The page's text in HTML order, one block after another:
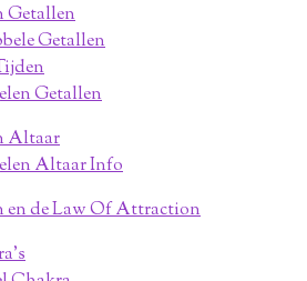
Getallen
Getallen
Getallen
Altaar
Altaar Info
en de Law Of Attraction